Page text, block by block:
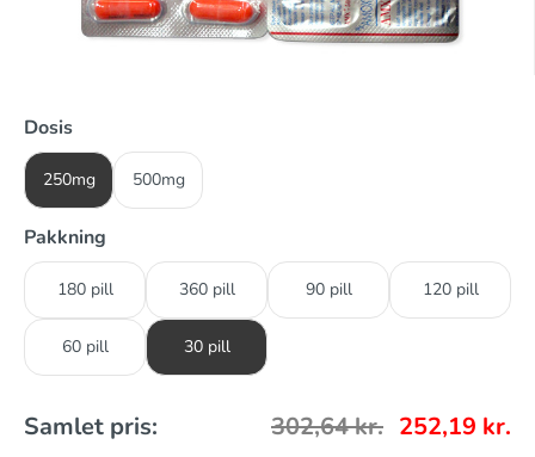
Dosis
250mg 500mg
Pakkning
180 pill 360 pill 90 pill 120 pill
60 pill 30 pill
Samlet pris: 302,64kr. 252,19 kr.